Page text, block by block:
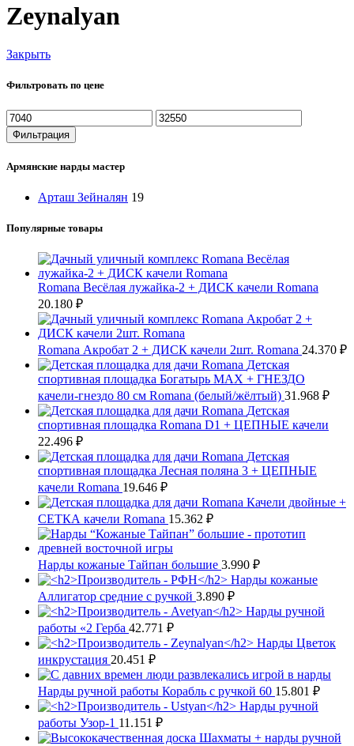
Zeynalyan
Закрыть
Фильтровать по цене
Минимальная
цена
Максимальная
цена
Фильтрация
Армянские нарды мастер
Арташ Зейналян 19
Популярные товары
Romana Весёлая лужайка-2 + ДИСК качели Romana
20.180 ₽
Romana Акробат 2 + ДИСК качели 2шт. Romana 24.370 ₽
Детская
спортивная площадка Богатырь MAX + ГНЕЗДО
качели-гнездо 80 см Romana (белый/жёлтый) 31.968 ₽
Детская
спортивная площадка Romana D1 + ЦЕПНЫЕ качели
22.496 ₽
Детская
спортивная площадка Лесная поляна 3 + ЦЕПНЫЕ
качели Romana 19.646 ₽
Качели двойные +
СЕТКА качели Romana 15.362 ₽
Нарды кожаные Тайпан большие 3.990 ₽
Нарды кожаные
Аллигатор средние с ручкой 3.890 ₽
Нарды ручной
работы «2 Герба 42.771 ₽
Нарды Цветок
инкрустация 20.451 ₽
Нарды ручной работы Корабль с ручкой 60 15.801 ₽
Нарды ручной
работы Узор-1 11.151 ₽
Шахматы + нарды ручной